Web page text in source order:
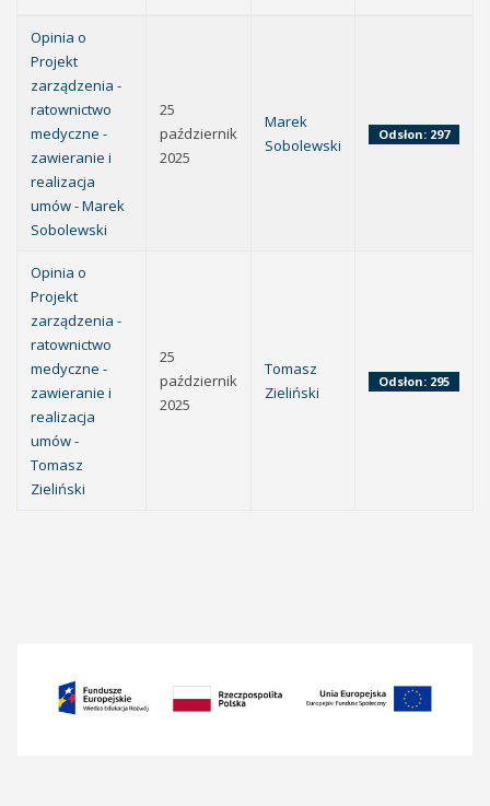
Opinia o
Projekt
zarządzenia -
ratownictwo
medyczne -
zawieranie i
realizacja
umów - Marek
Sobolewski
25
październik
2025
Marek
Sobolewski
Odsłon: 297
Opinia o
Projekt
zarządzenia -
ratownictwo
medyczne -
zawieranie i
realizacja
umów -
Tomasz
Zieliński
25
październik
2025
Tomasz
Zieliński
Odsłon: 295